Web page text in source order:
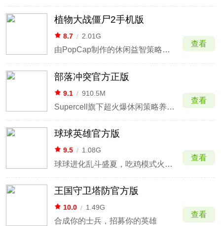
植物大战僵尸2手机版
8.7 / 2.01G
由PopCap制作的休闲益智策略类塔防游戏
查看
部落冲突官方正版
9.1 / 910.5M
Supercell旗下超火爆休闲策略养成手游
查看
球球英雄官方版
9.5 / 1.08G
球球进化乱斗盛夏，吃鸡模式火热上线
查看
王国守卫塔防官方版
10.0 / 1.49G
合成你的士兵，招募你的英雄
查看